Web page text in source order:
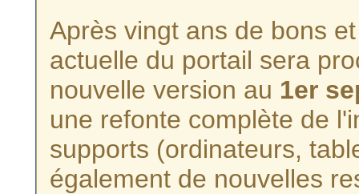
Après vingt ans de bons
actuelle du portail sera
nouvelle version au 1er
une refonte complète de
supports (ordinateurs,
également de nouvelles